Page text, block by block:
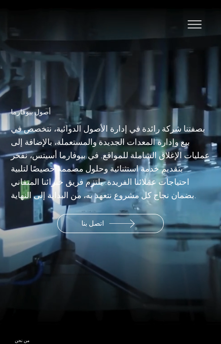
أصول بيوفارما
بصفتنا شركة رائدة في إدارة الأصول الدوائية، نتخصص في
بيع وإدارة المعدات الجديدة والمستعملة، بالإضافة إلى
عمليات الإغلاق الشاملة للمواقع. في بيوفارما أسيتس، نفخر
بتقديم خدمة استثنائية وحلول مصممة خصيصًا لتلبية
احتياجات عملائنا الفريدة. يلتزم فريق خبرائنا المتفاني
بضمان نجاح كل مشروع نتعهد به، من البداية إلى النهاية.
اتصل بنا
من نحن